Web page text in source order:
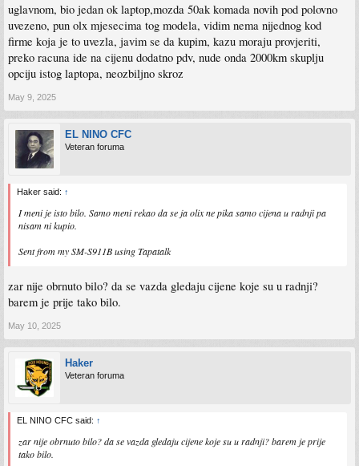
uglavnom, bio jedan ok laptop,mozda 50ak komada novih pod polovno
uvezeno, pun olx mjesecima tog modela, vidim nema nijednog kod
firme koja je to uvezla, javim se da kupim, kazu moraju provjeriti,
preko racuna ide na cijenu dodatno pdv, nude onda 2000km skuplju
opciju istog laptopa, neozbiljno skroz
May 9, 2025
EL NINO CFC
Veteran foruma
Haker said: ↑
I meni je isto bilo. Samo meni rekao da se ja olix ne pika samo cijena u radnji pa
nisam ni kupio.
Sent from my SM-S911B using Tapatalk
zar nije obrnuto bilo? da se vazda gledaju cijene koje su u radnji?
barem je prije tako bilo.
May 10, 2025
Haker
Veteran foruma
EL NINO CFC said: ↑
zar nije obrnuto bilo? da se vazda gledaju cijene koje su u radnji? barem je prije
tako bilo.